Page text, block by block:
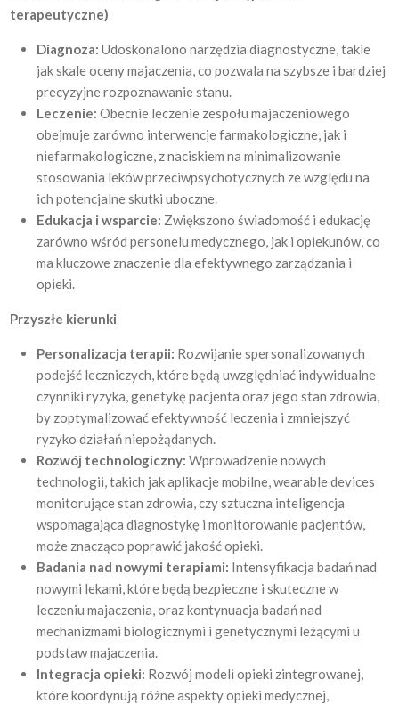
terapeutyczne)
Diagnoza: Udoskonalono narzędzia diagnostyczne, takie
jak skale oceny majaczenia, co pozwala na szybsze i bardziej
precyzyjne rozpoznawanie stanu.
Leczenie: Obecnie leczenie zespołu majaczeniowego
obejmuje zarówno interwencje farmakologiczne, jak i
niefarmakologiczne, z naciskiem na minimalizowanie
stosowania leków przeciwpsychotycznych ze względu na
ich potencjalne skutki uboczne.
Edukacja i wsparcie: Zwiększono świadomość i edukację
zarówno wśród personelu medycznego, jak i opiekunów, co
ma kluczowe znaczenie dla efektywnego zarządzania i
opieki.
Przyszłe kierunki
Personalizacja terapii: Rozwijanie spersonalizowanych
podejść leczniczych, które będą uwzględniać indywidualne
czynniki ryzyka, genetykę pacjenta oraz jego stan zdrowia,
by zoptymalizować efektywność leczenia i zmniejszyć
ryzyko działań niepożądanych.
Rozwój technologiczny: Wprowadzenie nowych
technologii, takich jak aplikacje mobilne, wearable devices
monitorujące stan zdrowia, czy sztuczna inteligencja
wspomagająca diagnostykę i monitorowanie pacjentów,
może znacząco poprawić jakość opieki.
Badania nad nowymi terapiami: Intensyfikacja badań nad
nowymi lekami, które będą bezpieczne i skuteczne w
leczeniu majaczenia, oraz kontynuacja badań nad
mechanizmami biologicznymi i genetycznymi leżącymi u
podstaw majaczenia.
Integracja opieki: Rozwój modeli opieki zintegrowanej,
które koordynują różne aspekty opieki medycznej,